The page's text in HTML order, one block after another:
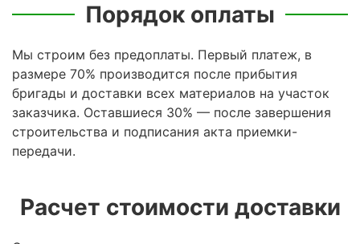
Порядок оплаты
Мы строим без предоплаты. Первый платеж, в
размере 70% производится после прибытия
бригады и доставки всех материалов на участок
заказчика. Оставшиеся 30% — после завершения
строительства и подписания акта приемки-
передачи.
Расчет стоимости доставки